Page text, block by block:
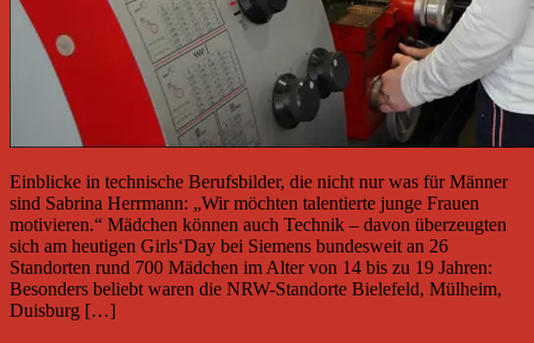
Einblicke in technische Berufsbilder, die nicht nur was für Männer
sind Sabrina Herrmann: „Wir möchten talentierte junge Frauen
motivieren.“ Mädchen können auch Technik – davon überzeugten
sich am heutigen Girls‘Day bei Siemens bundesweit an 26
Standorten rund 700 Mädchen im Alter von 14 bis zu 19 Jahren:
Besonders beliebt waren die NRW-Standorte Bielefeld, Mülheim,
Duisburg […]